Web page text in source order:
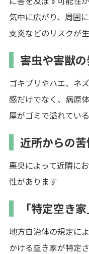
気中に広がり、周囲
支炎などのリスクが
害虫や害獣
ゴキブリやハエ、ネ
感だけでなく、病原
屋がゴミで溢れてい
近所からの
悪臭によって近隣に
性があります
「特定空き
地方自治体の規定に
かける空き家が特定